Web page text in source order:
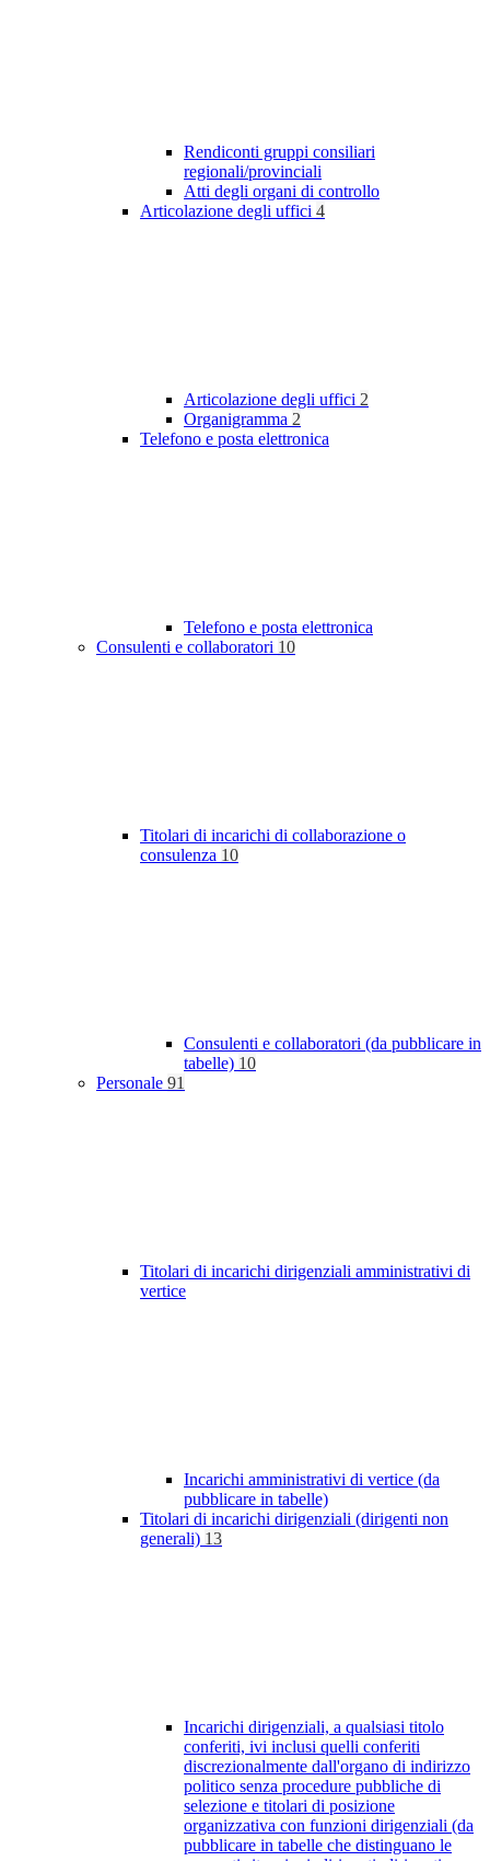
Rendiconti gruppi consiliari
regionali/provinciali
Atti degli organi di controllo
Articolazione degli uffici 4
Articolazione degli uffici 2
Organigramma 2
Telefono e posta elettronica
Telefono e posta elettronica
Consulenti e collaboratori 10
Titolari di incarichi di collaborazione o
consulenza 10
Consulenti e collaboratori (da pubblicare in
tabelle) 10
Personale 91
Titolari di incarichi dirigenziali amministrativi di
vertice
Incarichi amministrativi di vertice (da
pubblicare in tabelle)
Titolari di incarichi dirigenziali (dirigenti non
generali) 13
Incarichi dirigenziali, a qualsiasi titolo
conferiti, ivi inclusi quelli conferiti
discrezionalmente dall'organo di indirizzo
politico senza procedure pubbliche di
selezione e titolari di posizione
organizzativa con funzioni dirigenziali (da
pubblicare in tabelle che distinguano le